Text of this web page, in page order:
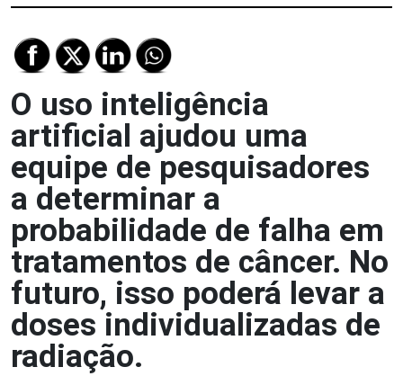
O uso inteligência
artificial ajudou uma
equipe de pesquisadores
a determinar a
probabilidade de falha em
tratamentos de câncer. No
futuro, isso poderá levar a
doses individualizadas de
radiação.